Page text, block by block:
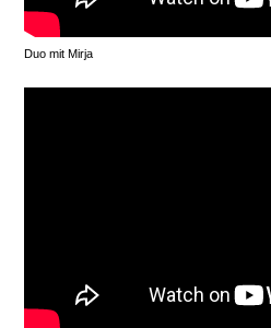
Duo mit Mirja